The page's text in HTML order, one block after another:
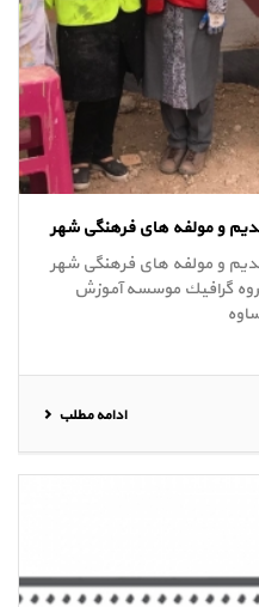
و مولفه های فرهنگی شهر
و مولفه های فرهنگی شهر
گرافيك موسسه آموزش
ادامه مطلب